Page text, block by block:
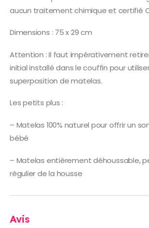
aucun traitement chimique et certifié
Dimensions : 75 x 29 cm
Attention : Il faut impérativement
initial installé dans le couffin pour
superposition de matelas.
Les petits plus :
– Matelas 100% naturel pour offrir un
bébé
– Matelas entièrement déhoussable,
régulier de la housse
Avis